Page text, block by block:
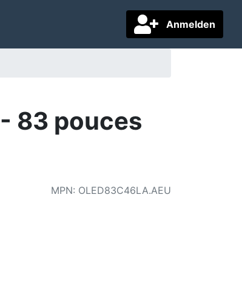
Anmelden
83 pouces
MPN: OLED83C46LA.AEU